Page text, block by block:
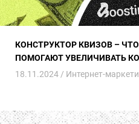
КОНСТРУКТОР КВИЗОВ –
ПОМОГАЮТ УВЕЛИЧИВАТЬ
18.11.2024 / Интернет-
Искусственный интеллект в